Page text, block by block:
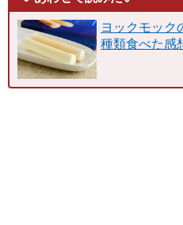
ヨックモック
種類食べた感